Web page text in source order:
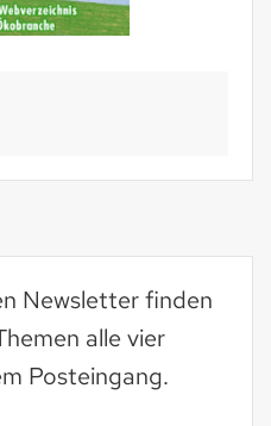
Newsletter finden
alle vier
Posteingang.